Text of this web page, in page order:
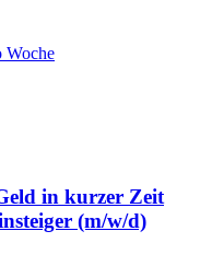
Woche
in kurzer Zeit
(m/w/d)